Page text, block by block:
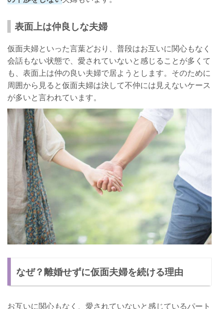
表面上は仲良しな夫婦
仮面夫婦といった言葉どおり、普段はお互いに関心もなく
会話もない状態で、愛されていないと感じることが多くて
も、表面上は仲の良い夫婦で居ようとします。そのために
周囲から見ると仮面夫婦は決して不仲には見えないケース
が多いと言われています。
なぜ？離婚せずに仮面夫婦を続ける理由
お互いに関心もなく、愛されていないと感じているパート